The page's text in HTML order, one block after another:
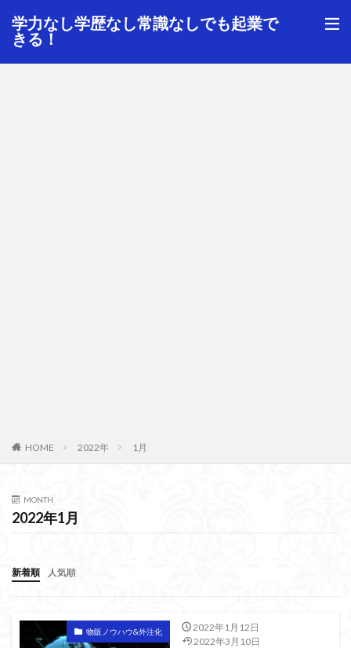
学力なし学歴なし常識なしでも起業で
きる！
HOME 2022年 1月
MONTH
2022年1月
新着順 人気順
物販ノウハウ&外注化
2022年1月12日
2022年3月10日